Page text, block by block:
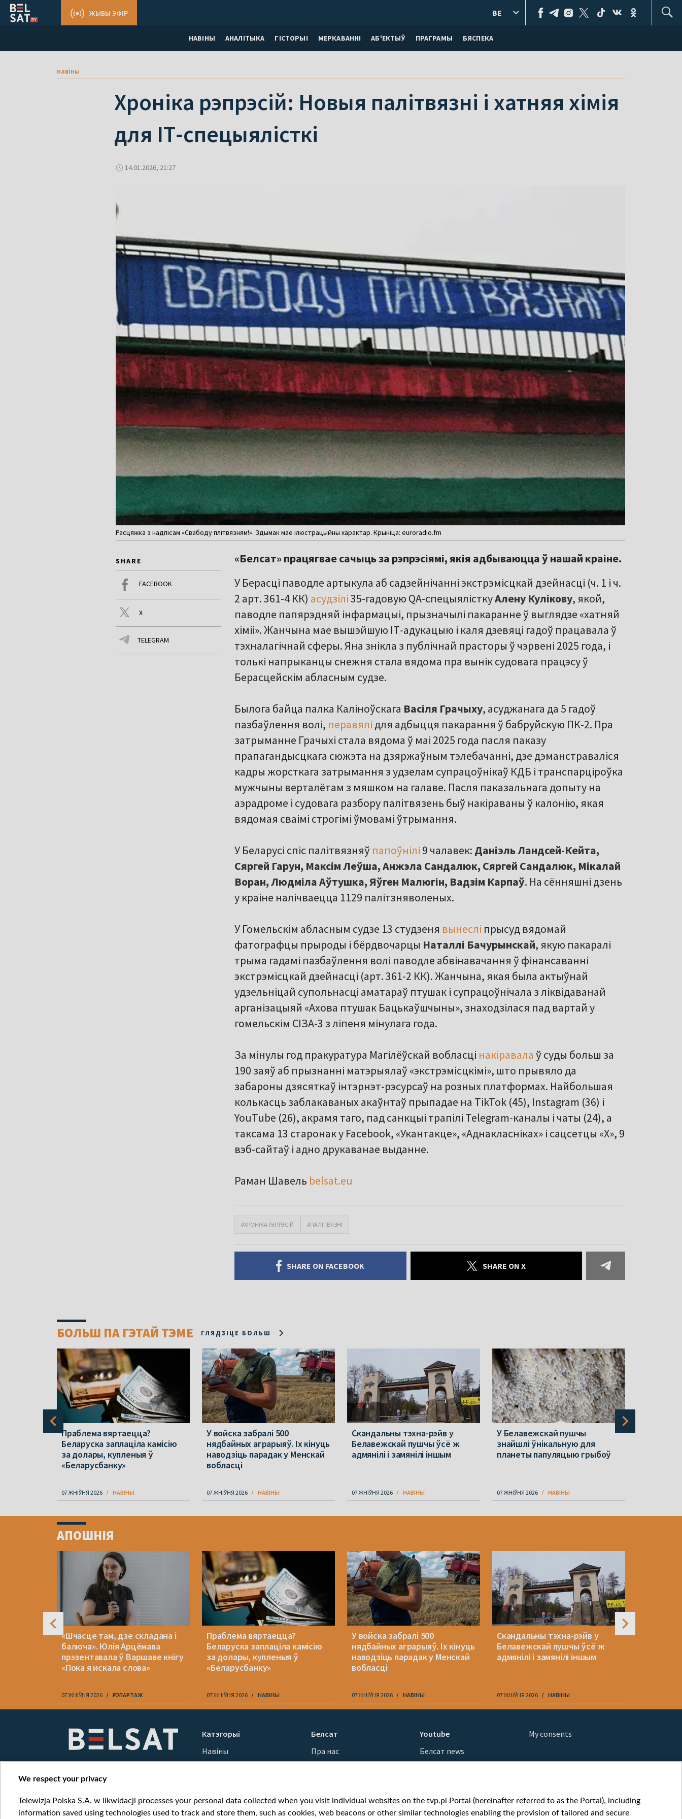
НАВІНЫ АНАЛІТЫКА ГІСТОРЫІ МЕРКАВАННI АБ'ЕКТЫЎ ПРАГРАМЫ БЯСПЕКА
ЖЫВЫ ЭФІР BE
навіны
Хроніка рэпрэсій: Новыя палітвязні і хатняя хімія
для ІТ-спецыялісткі
14.01.2026, 21:27
Расцяжка з надпісам «Свабоду плітвязням!». Здымак мае ілюстрацыйны характар. Крыніца: euroradio.fm
SHARE
FACEBOOK
X
TELEGRAM
«Белсат» працягвае сачыць за рэпрэсіямі, якія адбываюцца ў нашай краіне.
У Берасці паводле артыкула аб садзейнічанні экстрэмісцкай дзейнасці (ч. 1 і ч.
2 арт. 361-4 КК) асудзілі35-гадовую QA-спецыялісткуАлену Кулікову, якой,
паводле папярэдняй інфармацыі, прызначылі пакаранне ў выглядзе «хатняй
хіміі». Жанчына мае вышэйшую ІТ-адукацыю і каля дзевяці гадоў працавала ў
тэхналагічнай сферы. Яна знікла з публічнай прасторы ў чэрвені 2025 года, і
толькі напрыканцы снежня стала вядома пра вынік судовага працэсу ў
Берасцейскім абласным судзе.
Былога байца палка Каліноўскага Васіля Грачыху, асуджанага да 5 гадоў
пазбаўлення волі, перавялі для адбыцця пакарання ў бабруйскую ПК-2. Пра
затрыманне Грачыхі стала вядома ў маі 2025 года пасля паказу
прапагандысцкага сюжэта на дзяржаўным тэлебачанні, дзе дэманстраваліся
кадры жорсткага затрымання з удзелам супрацоўнікаў КДБ і транспарціроўка
мужчыны верталётам з мяшком на галаве. Пасля паказальнага допыту на
аэрадроме і судовага разбору палітвязень быў накіраваны ў калонію, якая
вядомая сваімі строгімі ўмовамі ўтрымання.
У Беларусі спіс палітвязняў папоўнілі 9 чалавек: Даніэль Ландсей-Кейта,
Сяргей Гарун, Максім Леўша, Анжэла Сандалюк, Сяргей Сандалюк, Мікалай
Воран, Людміла Аўтушка, Яўген Малюгін, Вадзім Карпаў. На сённяшні дзень
у краіне налічваецца 1129 палітзняволеных.
У Гомельскім абласным судзе 13 студзеня вынеслі прысуд вядомай
фатографцы прыроды і бёрдвочарцы Наталлі Бачурынскай, якую пакаралі
трыма гадамі пазбаўлення волі паводле абвінавачання ў фінансаванні
экстрэмісцкай дзейнасці (арт. 361-2 КК). Жанчына, якая была актыўнай
удзельніцай супольнасці аматараў птушак і супрацоўнічала з ліквідаванай
арганізацыяй «Ахова птушак Бацькаўшчыны», знаходзілася пад вартай у
гомельскім СІЗА-3 з ліпеня мінулага года.
За мінулы год пракуратура Магілёўскай вобласці накіравала ў суды больш за
190 заяў аб прызнанні матэрыялаў «экстрэмісцкімі», што прывяло да
забароны дзясяткаў інтэрнэт-рэсурсаў на розных платформах. Найбольшая
колькасць заблакаваных акаўнтаў прыпадае на TikTok (45), Instagram (36) і
YouTube (26), акрамя таго, пад санкцыі трапілі Telegram-каналы і чаты (24), а
таксама 13 старонак у Facebook, «Укантакце», «Аднакласніках» і сацсетцы «Х», 9
вэб-сайтаў і адно друкаванае выданне.
Раман Шавель belsat.eu
#ХРОНІКА РЭПРЭСІЙ #ПАЛІТВЯЗНІ
SHARE ON FACEBOOK SHARE ON X
БОЛЬШ ПА ГЭТАЙ ТЭМЕ ГЛЯДЗІЦЕ БОЛЬШ
Праблема вяртаецца?
Беларуска заплаціла камісію
за долары, купленыя ў
«Беларусбанку»
07 ЖНІЎНЯ 2026 НАВІНЫ
У войска забралі 500
нядбайных аграрыяў. Іх кінуць
наводзіць парадак у Менскай
вобласці
07 ЖНІЎНЯ 2026 НАВІНЫ
Скандальны тэхна-рэйв у
Белавежскай пушчы ўсё ж
адмянілі і замянілі іншым
07 ЖНІЎНЯ 2026 НАВІНЫ
У Белавежскай пушчы
знайшлі ўнікальную для
планеты папуляцыю грыбоў
07 ЖНІЎНЯ 2026 НАВІНЫ
ofАПОШНІЯ
«Шчасце там, дзе складана і
балюча». Юлія Арцёмава
прэзентавала ў Варшаве кнігу
«Пока я искала слова»
07 ЖНІЎНЯ 2026 РЭПАРТАЖ
Праблема вяртаецца?
Беларуска заплаціла камісію
за долары, купленыя ў
«Беларусбанку»
07 ЖНІЎНЯ 2026 НАВІНЫ
У войска забралі 500
нядбайных аграрыяў. Іх кінуць
наводзіць парадак у Менскай
вобласці
07 ЖНІЎНЯ 2026 НАВІНЫ
Скандальны тэхна-рэйв у
Белавежскай пушчы ўсё ж
адмянілі і замянілі іншым
07 ЖНІЎНЯ 2026 НАВІНЫ
Катэгорыі
Навіны
Вайна
Белсат
Пра нас
Кантакты
Як нас глядзець
Youtube
Белсат news
Белсат Shorts
Belsat English
My consents
We respect your privacy
Telewizja Polska S.A. w likwidacji processes your personal data collected when you visit individual websites on the tvp.pl Portal (hereinafter referred to as the Portal), including
information saved using technologies used to track and store them, such as cookies, web beacons or other similar technologies enabling the provision of tailored and secure